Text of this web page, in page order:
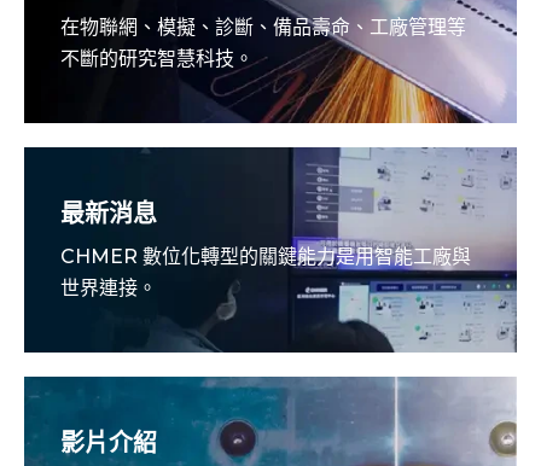
在物聯網、模擬、診斷、備品壽命、工廠管理等
不斷的研究智慧科技。
最新消息
CHMER 數位化轉型的關鍵能力是用智能工廠與
世界連接。
影片介紹